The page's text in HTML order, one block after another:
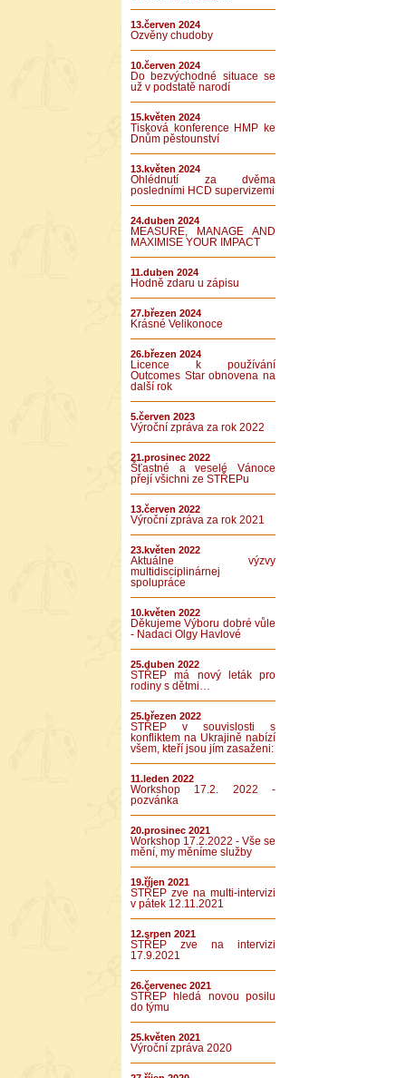
13.červen 2024
Ozvěny chudoby
10.červen 2024
Do bezvýchodné situace se
už v podstatě narodí
15.květen 2024
Tisková konference HMP ke
Dnům pěstounství
13.květen 2024
Ohlédnutí za dvěma
posledními HCD supervizemi
24.duben 2024
MEASURE, MANAGE AND
MAXIMISE YOUR IMPACT
11.duben 2024
Hodně zdaru u zápisu
27.březen 2024
Krásné Velikonoce
26.březen 2024
Licence k používání
Outcomes Star obnovena na
další rok
5.červen 2023
Výroční zpráva za rok 2022
21.prosinec 2022
Šťastné a veselé Vánoce
přejí všichni ze STŘEPu
13.červen 2022
Výroční zpráva za rok 2021
23.květen 2022
Aktuálne výzvy
multidisciplinárnej
spolupráce
10.květen 2022
Děkujeme Výboru dobré vůle
- Nadaci Olgy Havlové
25.duben 2022
STŘEP má nový leták pro
rodiny s dětmi…
25.březen 2022
STŘEP v souvislosti s
konfliktem na Ukrajině nabízí
všem, kteří jsou jím zasaženi:
11.leden 2022
Workshop 17.2. 2022 -
pozvánka
20.prosinec 2021
Workshop 17.2.2022 - Vše se
mění, my měníme služby
19.říjen 2021
STŘEP zve na multi-intervizi
v pátek 12.11.2021
12.srpen 2021
STŘEP zve na intervizi
17.9.2021
26.červenec 2021
STŘEP hledá novou posilu
do týmu
25.květen 2021
Výroční zpráva 2020